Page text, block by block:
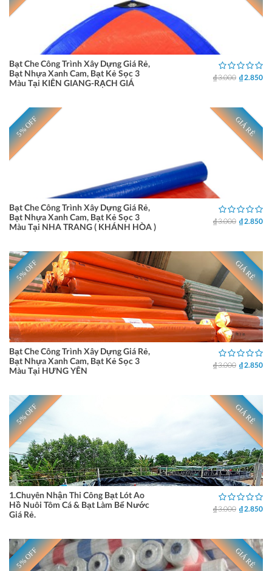
Bạt Che Công Trình Xây Dựng Giá Rẻ,
Bạt Nhựa Xanh Cam, Bạt Kẻ Sọc 3
Màu Tại KIÊN GIANG-RẠCH GIÁ
₫ 3.000 ₫ 2.850
5% OFF GIÁ RẺ
Bạt Che Công Trình Xây Dựng Giá Rẻ,
Bạt Nhựa Xanh Cam, Bạt Kẻ Sọc 3
Màu Tại NHA TRANG ( KHÁNH HÒA )
₫ 3.000 ₫ 2.850
5% OFF GIÁ RẺ
Bạt Che Công Trình Xây Dựng Giá Rẻ,
Bạt Nhựa Xanh Cam, Bạt Kẻ Sọc 3
Màu Tại HƯNG YÊN
₫ 3.000 ₫ 2.850
5% OFF GIÁ RẺ
1.Chuyên Nhận Thi Công Bạt Lót Ao
Hồ Nuôi Tôm Cá & Bạt Làm Bể Nước
Giá Rẻ.
₫ 3.000 ₫ 2.850
5% OFF GIÁ RẺ